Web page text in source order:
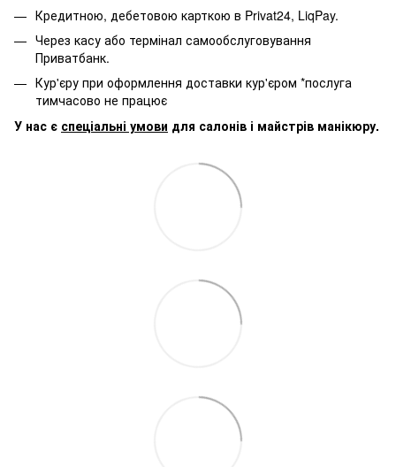
Кредитною, дебетовою карткою в Privat24, LiqPay.
Через касу або термінал самообслуговування
Приватбанк.
Кур'єру при оформлення доставки кур'єром *послуга
тимчасово не працює
У нас є спеціальні умови для салонів і майстрів манікюру.